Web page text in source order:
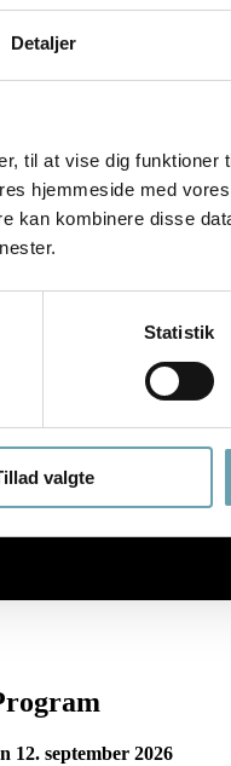
Detaljer
til at vise dig funktioner
hjemmeside med
kan kombinere disse
Statistik
valgte
der danner rammen
hyggeligt samvær. Vi
jer være opmærksomme
erfredag den 15. August
og booke møder med
nærværende og
det, vi alle brænder for:
12. september 2026